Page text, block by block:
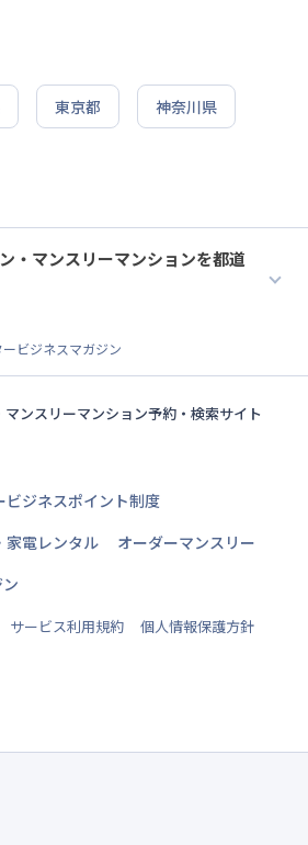
東京都 神奈川県
・マンスリーマンションを都道
ービジネスマガジン
ンスリーマンション予約・検索サイト
ビジネスポイント制度
家電レンタル
オーダーマンスリー
サービス利用規約
個人情報保護方針